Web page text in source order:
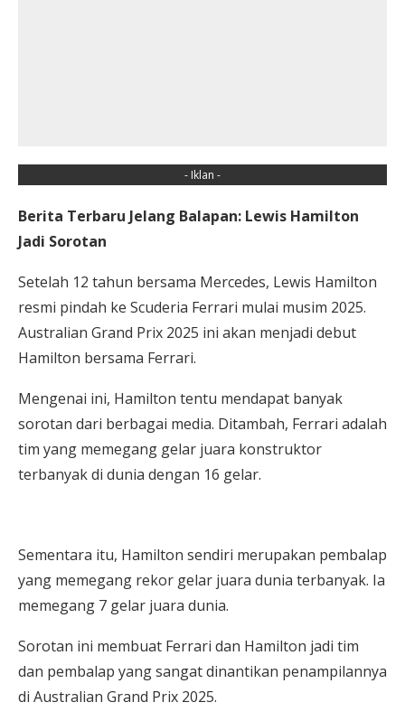
- Iklan -
Berita Terbaru Jelang Balapan: Lewis Hamilton
Jadi Sorotan
Setelah 12 tahun bersama Mercedes, Lewis Hamilton
resmi pindah ke Scuderia Ferrari mulai musim 2025.
Australian Grand Prix 2025 ini akan menjadi debut
Hamilton bersama Ferrari.
Mengenai ini, Hamilton tentu mendapat banyak
sorotan dari berbagai media. Ditambah, Ferrari adalah
tim yang memegang gelar juara konstruktor
terbanyak di dunia dengan 16 gelar.
Sementara itu, Hamilton sendiri merupakan pembalap
yang memegang rekor gelar juara dunia terbanyak. Ia
memegang 7 gelar juara dunia.
Sorotan ini membuat Ferrari dan Hamilton jadi tim
dan pembalap yang sangat dinantikan penampilannya
di Australian Grand Prix 2025.